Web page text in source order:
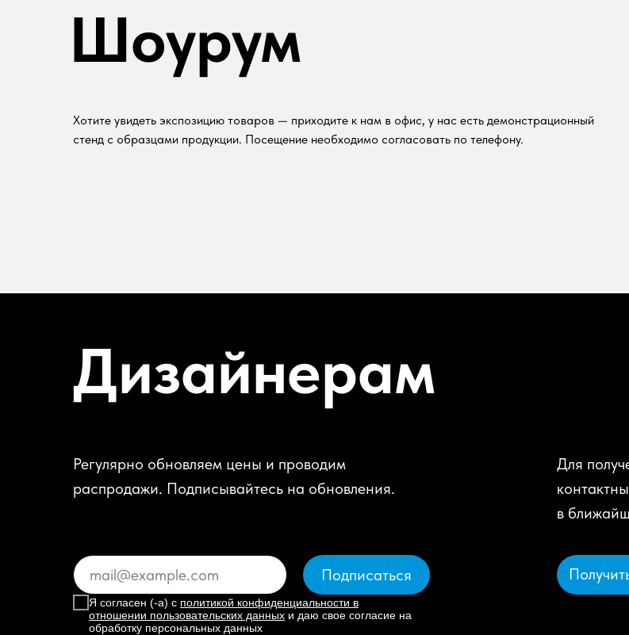
Шоурум
Хотите увидеть экспозицию товаров — приходите к нам в офис, у нас есть демонстрационный
стенд с образцами продукции. Посещение необходимо согласовать по телефону.
Дизайнерам
Регулярно обновляем цены и проводим
распродажи. Подписывайтесь на обновления.
Я согласен (-а) с политикой конфиденциальности в
отношении пользовательских данных и даю свое согласие на
обработку персональных данных
Подписаться
Для
в